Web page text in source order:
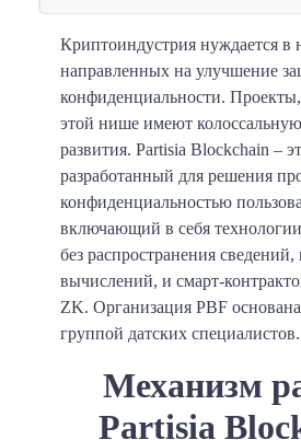
Криптоиндустрия нуждается в
направленных на улучшение
конфиденциальности.
этой нише имеют
развития. Partisia Blockchain –
разработанный для решения
конфиденциальностью
включающий в себя технологии
без распространения
вычислений, и смарт-
ZK. Организация PBF
группой датских специалистов.
Механизм
Partisia